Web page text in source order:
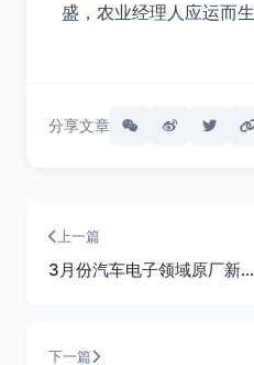
盛，农业经理人应运而生
分享文章
上一篇
3月份汽车电子领域原厂新…
下一篇